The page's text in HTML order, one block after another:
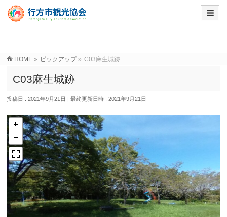
HOME » ピックアップ» C03麻生城跡
C03麻生城跡
投稿日 : 2021年9月21日 最終更新日時 : 2021年9月21日